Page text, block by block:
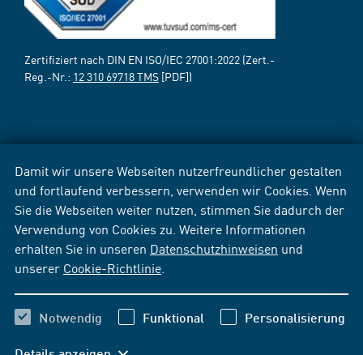
Damit wir unsere Webseiten nutzerfreundlicher gestalten
und fortlaufend verbessern, verwenden wir Cookies. Wenn
Sie die Webseiten weiter nutzen, stimmen Sie dadurch der
Verwendung von Cookies zu. Weitere Informationen
erhalten Sie in unseren Datenschutzhinweisen und
unserer Cookie-Richtlinie
Notwendig Funktional Personalisierung
Zertifiziert nach DIN EN ISO/IEC 27001:2022 (Zert.-
Reg.-Nr.: 12 310 69718 TMS [PDF])